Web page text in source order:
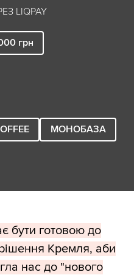
LIQPAY
грн
МОНОБАЗА
бути готовою до
Кремля, аби
нас до "нового